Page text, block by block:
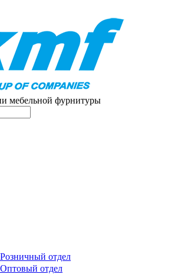
мебельной фурнитуры
Розничный отдел
Оптовый отдел